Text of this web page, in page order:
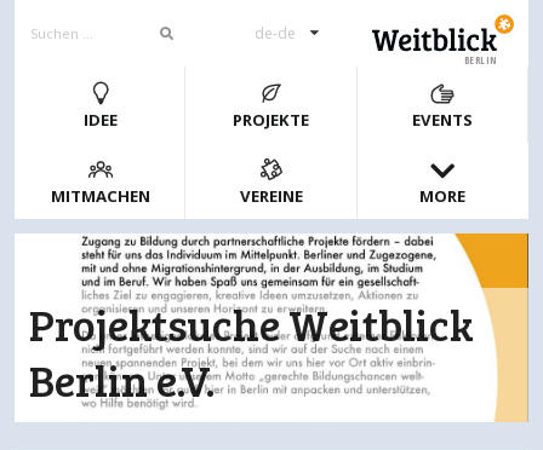
de-de
BERLIN
IDEE PROJEKTE EVENTS
MITMACHEN VEREINE MORE
Projektsuche Weitblick
Berlin e.V.